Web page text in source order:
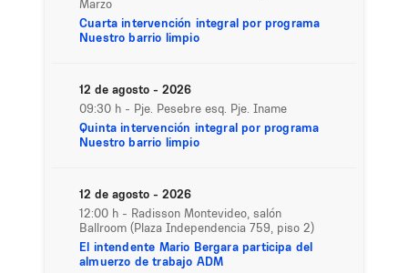
Marzo
Cuarta intervención integral por programa
Nuestro barrio limpio
12 de agosto - 2026
09:30 h - Pje. Pesebre esq. Pje. Iname
Quinta intervención integral por programa
Nuestro barrio limpio
12 de agosto - 2026
12:00 h - Radisson Montevideo, salón
Ballroom (Plaza Independencia 759, piso 2)
El intendente Mario Bergara participa del
almuerzo de trabajo ADM